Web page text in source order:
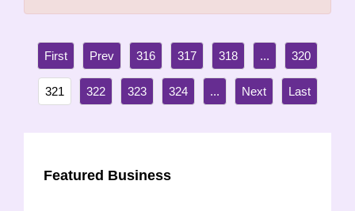
316 317 318 ... 320
321 322 323 324 ...
Featured Business